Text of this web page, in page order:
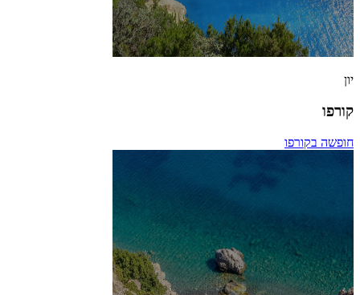
יון
קורפו
חופשה בקורפו